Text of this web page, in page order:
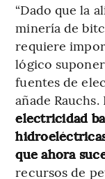
“Dado que la
minería de
requiere
lógico
fuentes de
añade Rauchs.
electricidad
que ahora
recursos de